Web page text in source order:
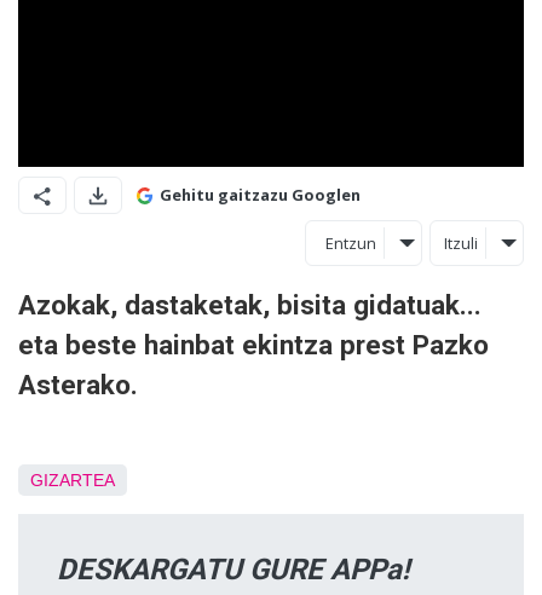
Gehitu gaitzazu Googlen
Entzun Itzuli
Azokak, dastaketak, bisita gidatuak...
eta beste hainbat ekintza prest Pazko
Asterako.
GIZARTEA
DESKARGATU GURE APPa!